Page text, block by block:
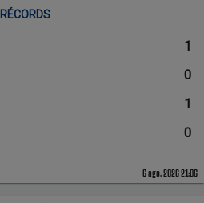
RÉCORDS
1
0
1
0
6 ago. 2026 21:06